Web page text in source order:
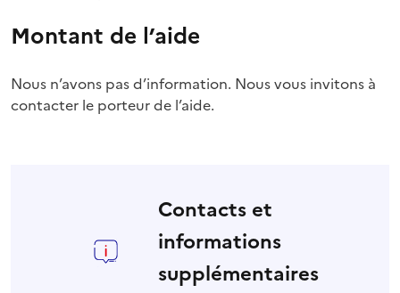
Montant de l’aide
Nous n’avons pas d’information. Nous vous invitons à
contacter le porteur de l’aide.
Contacts et
informations
supplémentaires